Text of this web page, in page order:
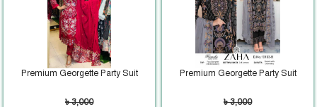
Premium Georgette Party Suit
৳ 3,000
Premium Georgette Party Suit
৳ 3,000